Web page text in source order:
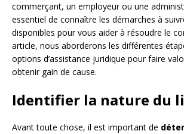
commerçant, un employeur ou une
essentiel de connaître les démarches à
disponibles pour vous aider à résoudre le
article, nous aborderons les différentes
options d’assistance juridique pour faire
obtenir gain de cause.
Identifier la nature du
Avant toute chose, il est important de